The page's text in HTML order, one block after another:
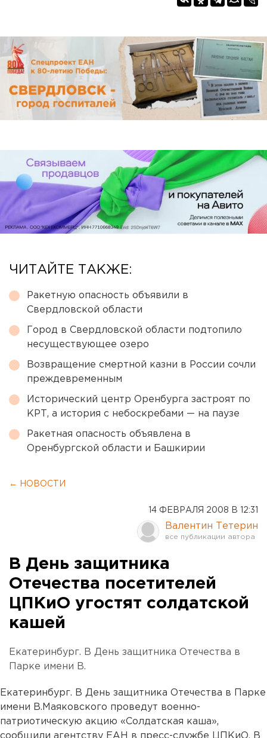
ЧИТАЙТЕ ТАКЖЕ:
Ракетную опасность объявили в
Свердловской области
Город в Свердловской области подтопило
несуществующее озеро
Возвращение смертной казни в России сочли
преждевременным
Исторический центр Оренбурга застроят по
КРТ, а история с небоскребами — на паузе
Ракетная опасность объявлена в
Оренбургской области и Башкирии
← НОВОСТИ
14 ФЕВРАЛЯ 2008 В 12:31
Валентин Тетерин
В День защитника
Отечества посетителей
ЦПКиО угостят солдатской
кашей
Екатеринбург. В День защитника Отечества в
Парке имени В.
Екатеринбург. В День защитника Отечества в Парке
имени В.Маяковского проведут военно-
патриотическую акцию «Солдатская каша»,
сообщили агентству ЕАН в пресс-службе ЦПКиО. В